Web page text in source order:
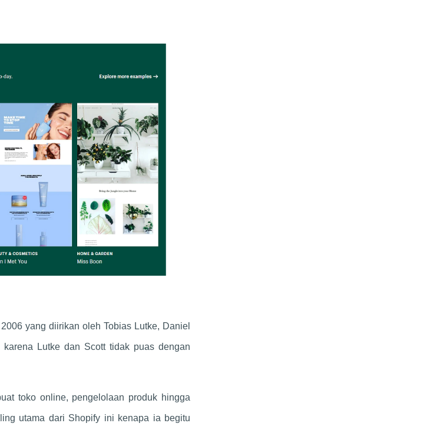
yang diirikan oleh Tobias Lutke, Daniel
Lutke dan Scott tidak puas dengan
toko online, pengelolaan produk hingga
utama dari Shopify ini kenapa ia begitu